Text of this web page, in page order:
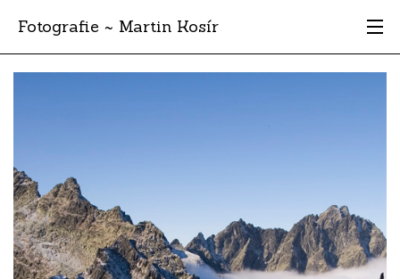
Fotografie ~ Martin Kosír
Moje obľúbené
Archív
Vyhľadávanie